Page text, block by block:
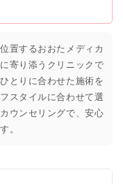
置するおおたメディカ
寄り添うクリニックで
とりに合わせた施術を
スタイルに合わせて選
ウンセリングで、安心
。